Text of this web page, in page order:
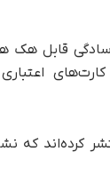
مدل جما ۳ گوگل (با وزن‌های باز) و لاما ۳.۳
کارت‌های
کرده‌اند که